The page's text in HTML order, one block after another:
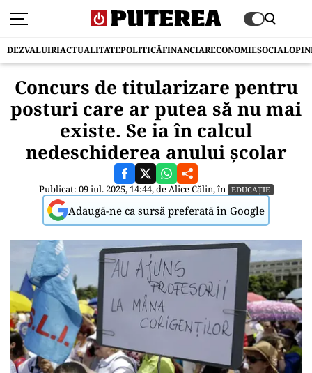
DEZVALUIRIACTUALITATEPOLITICĂFINANCIARECONOMIESOCIAL
Concurs de titularizare pentru
posturi care ar putea să nu mai
existe. Se ia în calcul
nedeschiderea anului școlar
Publicat: 09 iul. 2025, 14:44, deAlice Călin, în EDUCAȚIE
Adaugă-ne ca sursă preferată în Google